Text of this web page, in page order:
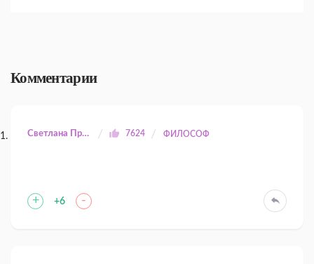
Комментарии
Светлана Прилуцкая 7624 ФИЛОСОФ
+ +6 -